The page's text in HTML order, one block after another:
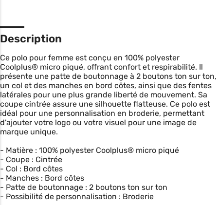
Description
Ce polo pour femme est conçu en 100% polyester
Coolplus® micro piqué, offrant confort et respirabilité. Il
présente une patte de boutonnage à 2 boutons ton sur ton,
un col et des manches en bord côtes, ainsi que des fentes
latérales pour une plus grande liberté de mouvement. Sa
coupe cintrée assure une silhouette flatteuse. Ce polo est
idéal pour une personnalisation en broderie, permettant
d'ajouter votre logo ou votre visuel pour une image de
marque unique.
- Matière : 100% polyester Coolplus® micro piqué
- Coupe : Cintrée
- Col : Bord côtes
- Manches : Bord côtes
- Patte de boutonnage : 2 boutons ton sur ton
- Possibilité de personnalisation : Broderie